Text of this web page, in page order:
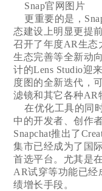
Snap官网图片
更重要的是，
态建设上明显更提
召开了年度AR生态
生态完善等全新动
计的Lens Studio迎
度图的全新迭代，
滤镜和其它各种AR
在优化工具的同
中的开发者、创作
Snapchat推出了
集市已经成为了国
首选平台。尤其是
AR试穿等功能已经
绩增长手段。